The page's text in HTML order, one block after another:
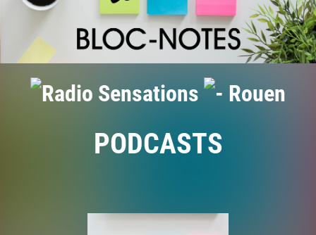
PODCASTS